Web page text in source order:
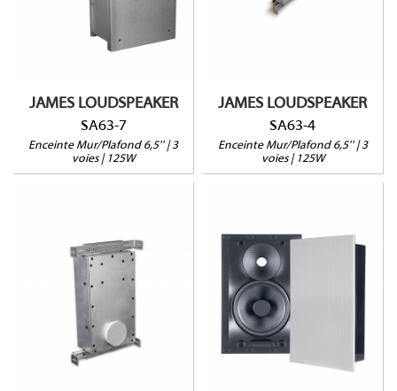
JAMES LOUDSPEAKER
SA63-7
Enceinte Mur/Plafond 6,5'' | 3
voies | 125W
Seule la grille
est apparente
Grille ronde ou carrée
JAMES LOUDSPEAKER
SA63-4
Enceinte Mur/Plafond 6,5'' | 3
voies | 125W
aluminium
Seule la grille
SA42-4
Conception tout
Seule la grille
est apparente
VX66-TL
Montage 1 étape
Profondeur : 64mm
(78mm avec retrofit)